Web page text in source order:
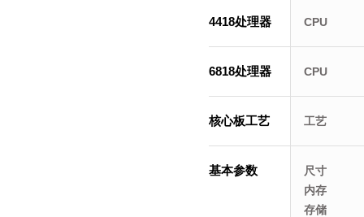
4418处理器 CPU
6818处理器 CPU
核心板工艺 工艺
基本参数
尺寸
内存
存储